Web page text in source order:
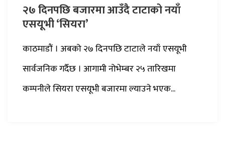
२७ दिनपछि बजारमा आउँदै टाटाको नयाँ
एसयूभी ‘सियरा’
काठमाडौं । अबको २७ दिनपछि टाटाले नयाँ एसयूभी
सार्वजनिक गर्दैछ । आगामी नोभेम्बर २५ तारिखमा
कम्पनीले सियरा एसयूभी बजारमा ल्याउने भएक...